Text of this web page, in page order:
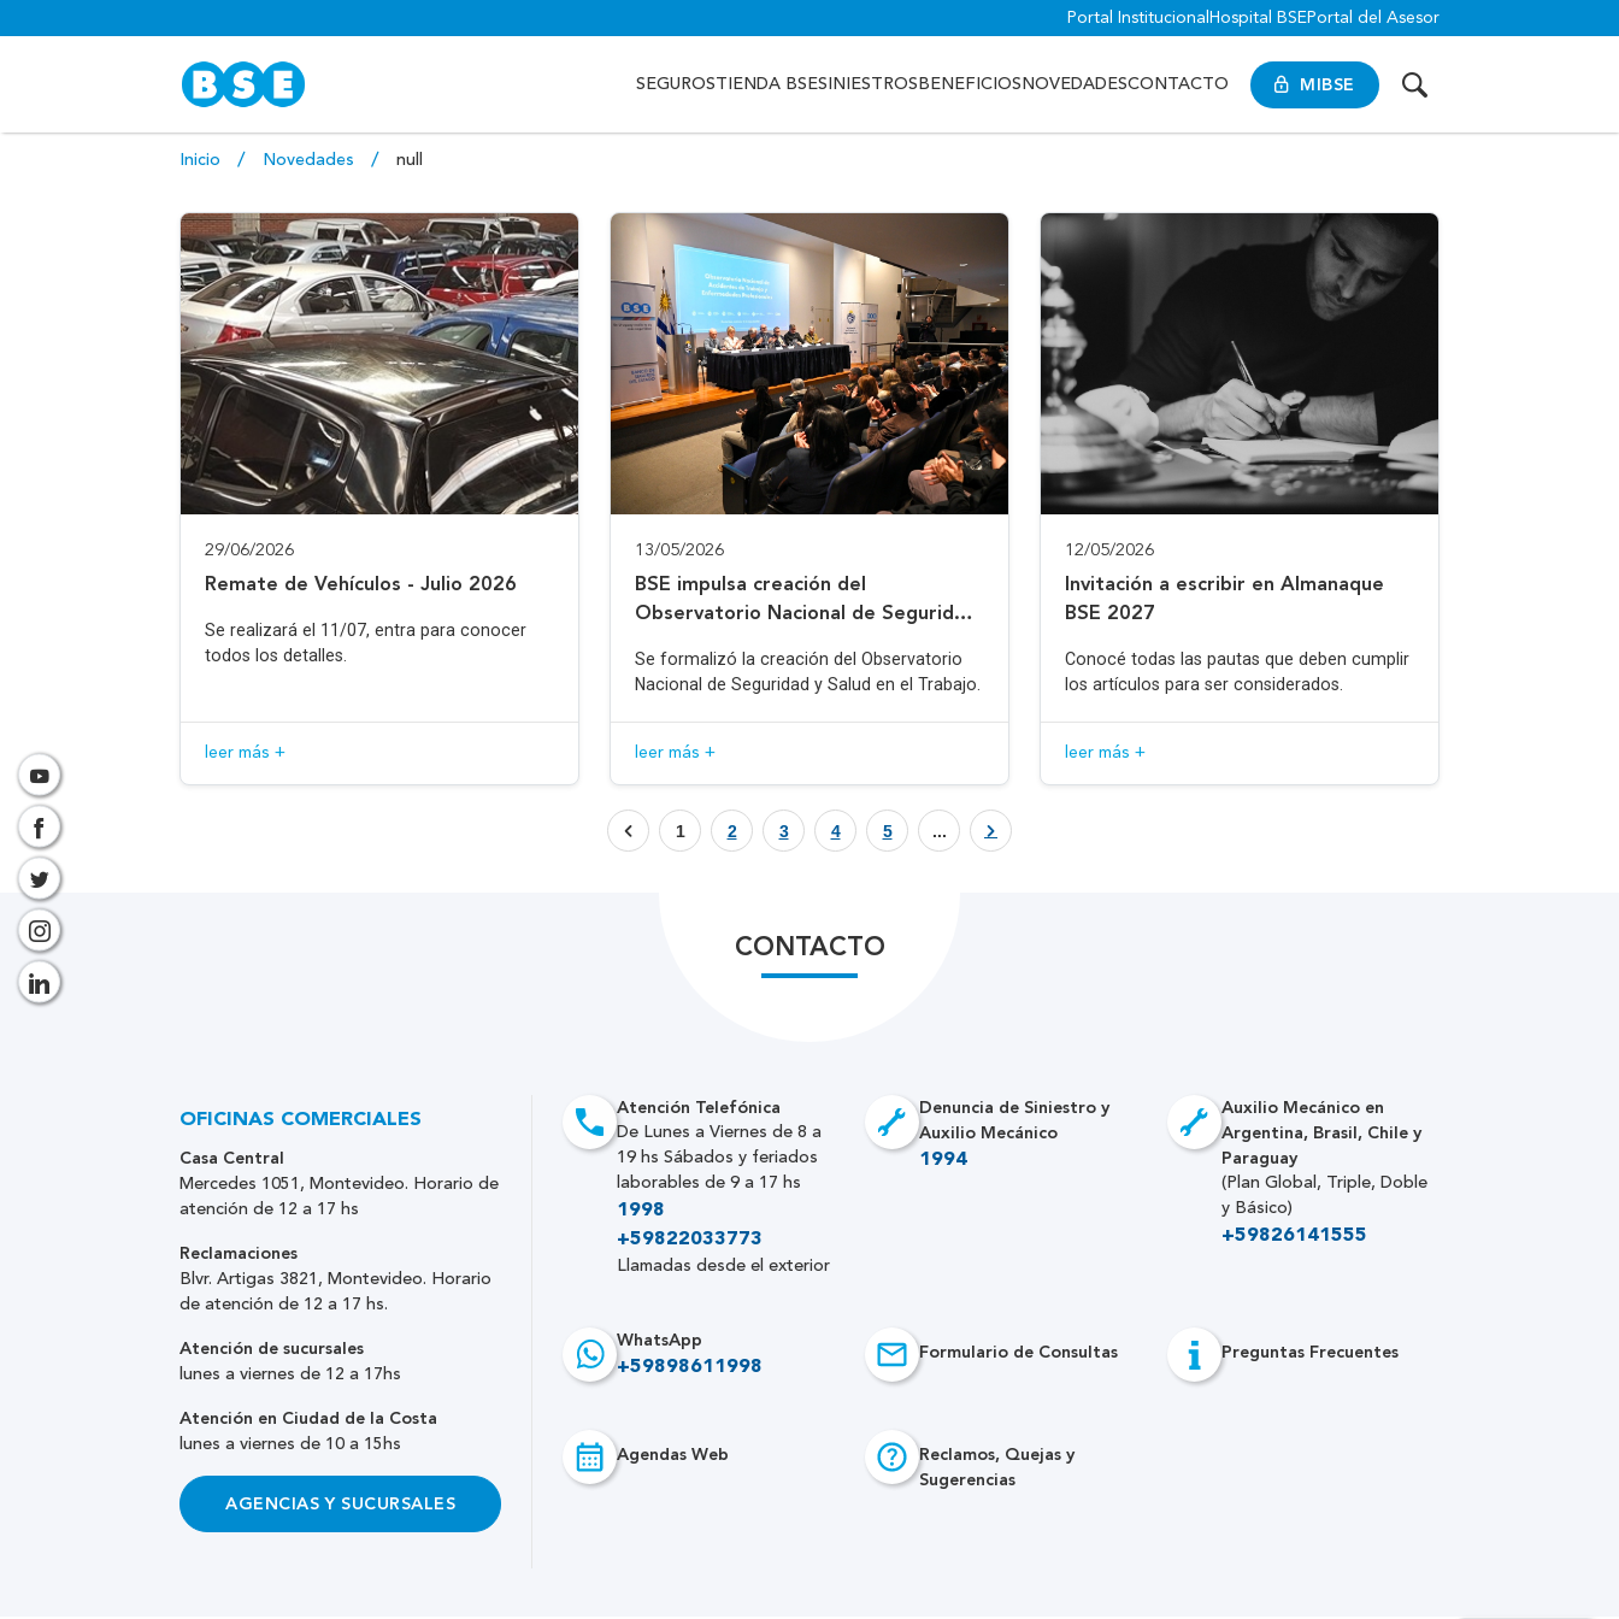
Portal Institucional Hospital BSE Portal del Asesor
MIBSE
SEGUROSTIENDA BSESINIESTROS BENEFICIOS NOVEDADESCONTACTO
Inicio Novedades null
29/06/2026
Remate de Vehículos - Julio 2026
Se realizará el 11/07, entra para conocer
todos los detalles.
leer más +
13/05/2026
BSE impulsa creación del
Observatorio Nacional de Seguridad
Se formalizó la creación del Observatorio
Nacional de Seguridad y Salud en el Trabajo.
leer más +
12/05/2026
Invitación a escribir en Almanaque
BSE 2027
Conocé todas las pautas que deben cumplir
los artículos para ser considerados.
leer más +
1 2 3 4 5 ...
CONTACTO
Atención Telefónica
De Lunes a Viernes de 8 a
19 hs Sábados y feriados
laborables de 9 a 17 hs
1998
+59822033773
Llamadas desde el exterior
Denuncia de Siniestro y
Auxilio Mecánico
1994
Auxilio Mecánico en
Argentina, Brasil, Chile y
Paraguay
(Plan Global, Triple, Doble
y Básico)
+59826141555
WhatsApp
+59898611998
Formulario de Consultas Preguntas Frecuentes
Agendas Web
Reclamos, Quejas y
Sugerencias
OFICINAS COMERCIALES
Casa Central
Mercedes 1051, Montevideo. Horario de
atención de 12 a 17 hs
Reclamaciones
Blvr. Artigas 3821, Montevideo. Horario
de atención de 12 a 17 hs.
Atención de sucursales
lunes a viernes de 12 a 17hs
Atención en Ciudad de la Costa
lunes a viernes de 10 a 15hs
AGENCIAS Y SUCURSALES